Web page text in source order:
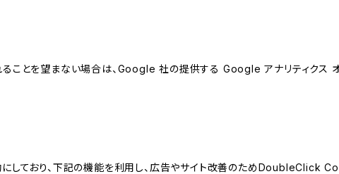
ことを望まない場合は、Google 社の提供する Google アナリティクス
しており、下記の機能を利用し、広告やサイト改善のためDoubleClick